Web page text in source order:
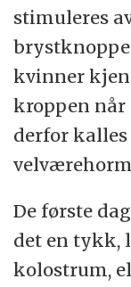
stimuleres
kvinner
kroppen når
derfor
De første
det en tykk,
kolostrum,